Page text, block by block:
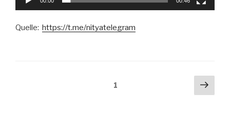
Quelle: https://t.me/nityatelegram
1